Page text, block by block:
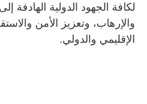
لكافة الجهود الدولية الهادفة
والإرهاب، وتعزيز الأمن
الإقليمي والدولي.